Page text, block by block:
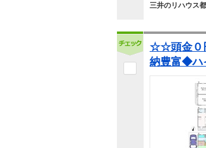
三井のリハウス
☆☆頭金０
納豊富◆ハ